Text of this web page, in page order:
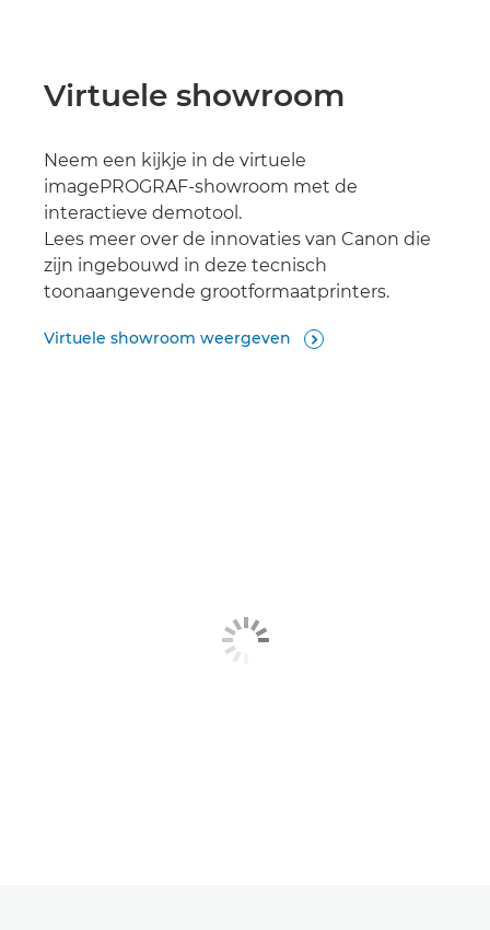
Virtuele showroom
Neem een kijkje in de virtuele
imagePROGRAF-showroom met de
interactieve demotool.
Lees meer over de innovaties van Canon die
zijn ingebouwd in deze tecnisch
toonaangevende grootformaatprinters.
Virtuele showroom weergeven 